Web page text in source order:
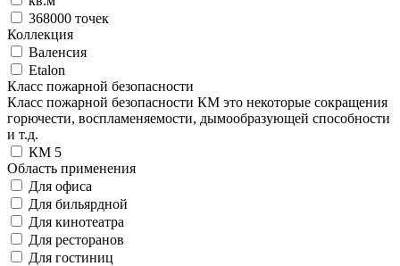
368000 точек
Коллекция
Валенсия
Etalon
Класс пожарной безопасности
Класс пожарной безопасности КМ это некоторые сокращения
горючести, воспламеняемости, дымообразующей способности
и т.д.
КМ 5
Область применения
Для офиса
Для бильярдной
Для кинотеатра
Для ресторанов
Для гостиниц